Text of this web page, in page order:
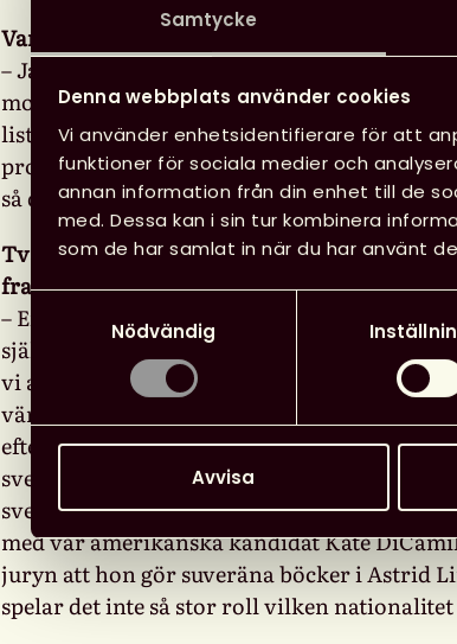
Samtycke
Denna webbplats använder cookies
Vi använder enhetsidentifierare för att
funktioner för sociala medier och
annan information från din enhet till de
med. Dessa kan i sin tur kombinera
som de har samlat in när du har använt
Samtyckesval
Nödvändig
Avvisa
Var det svårt att komma fram till dem?
– Ja, det var verkligen inte lätt. Det finns ju
mottagare av Alma-priset. Vi i jurygruppen
lista med kandidater från början. Sedan
process att korta ner denna lista. Som tur
så det behövde inte bli jättelånga
Två av era kandidater är svenskar och en är
fram till det urvalet?
– Eftersom vi i jurygruppen alla bor och
självklart bäst koll på svenska författare
vi alla även väldigt god kännedom om
världen, och under juryarbetet lade vi extra
efter kandidater utanför Sveriges gränser.
svenska kandidater som vi nominerade.
svenska utan för att de gör så fantastiska
med vår amerikanska kandidat Kate
juryn att hon gör suveräna böcker i Astrid
spelar det inte så stor roll vilken